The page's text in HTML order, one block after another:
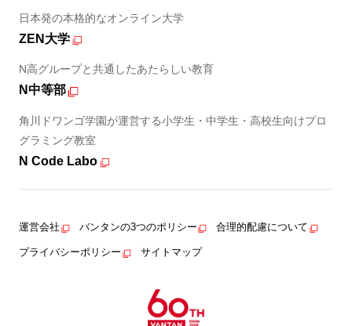
日本発の本格的なオンライン大学
ZEN大学
N高グループと共通したあたらしい教育
N中等部
角川ドワンゴ学園が運営する小学生・中学生・高校生向けプロ
グラミング教室
N Code Labo
運営会社 バンタンの3つのポリシー 合理的配慮について
プライバシーポリシー サイトマップ